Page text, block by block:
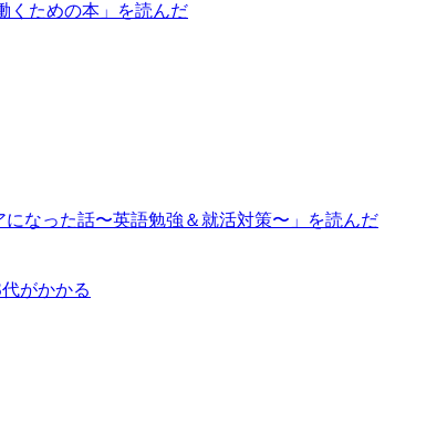
くための本」を読んだ
なった話〜英語勉強＆就活対策〜」を読んだ
がかかる